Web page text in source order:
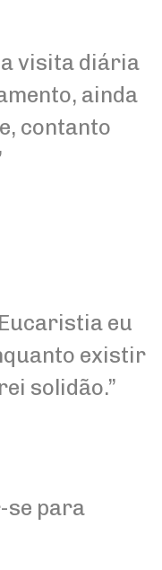
visita diária
ainda
contanto
eu
existir
solidão.”
se para